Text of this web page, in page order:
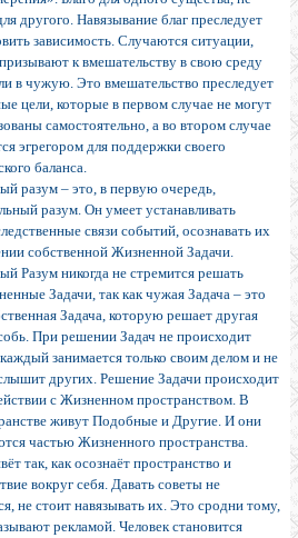
другого. Навязывание благ преследует
зависимость. Случаются ситуации,
к вмешательству в свою среду
в чужую. Это вмешательство преследует
цели, которые в первом случае не могут
самостоятельно, а во втором случае
эгрегором для поддержки своего
баланса.
разум – это, в первую очередь,
разум. Он умеет устанавливать
связи событий, осознавать их
собственной Жизненной Задачи.
Разум никогда не стремится решать
Задачи, так как чужая Задача – это
Задача, которую решает другая
При решении Задач не происходит
занимается только своим делом и не
других. Решение Задачи происходит
с Жизненном пространством. В
живут Подобные и Другие. И они
частью Жизненного пространства.
так, как осознаёт пространство и
вокруг себя. Давать советы не
не стоит навязывать их. Это сродни тому,
рекламой. Человек становится